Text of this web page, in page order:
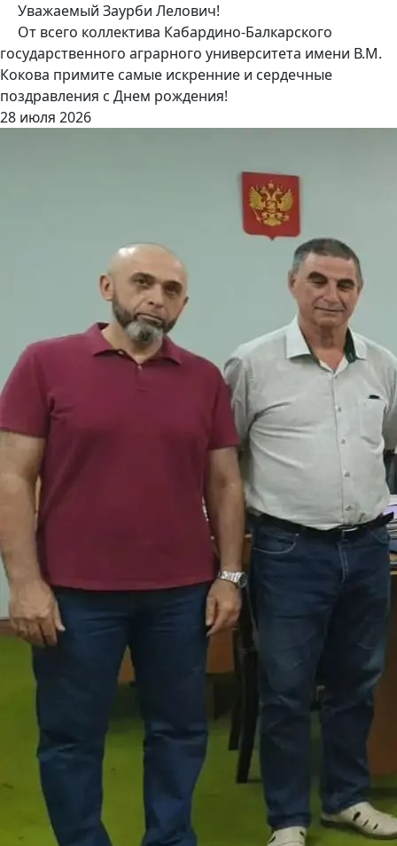
Уважаемый Заурби Лелович!
От всего коллектива Кабардино-Балкарского
государственного аграрного университета имени В.М.
Кокова примите самые искренние и сердечные
поздравления с Днем рождения!
28 июля 2026